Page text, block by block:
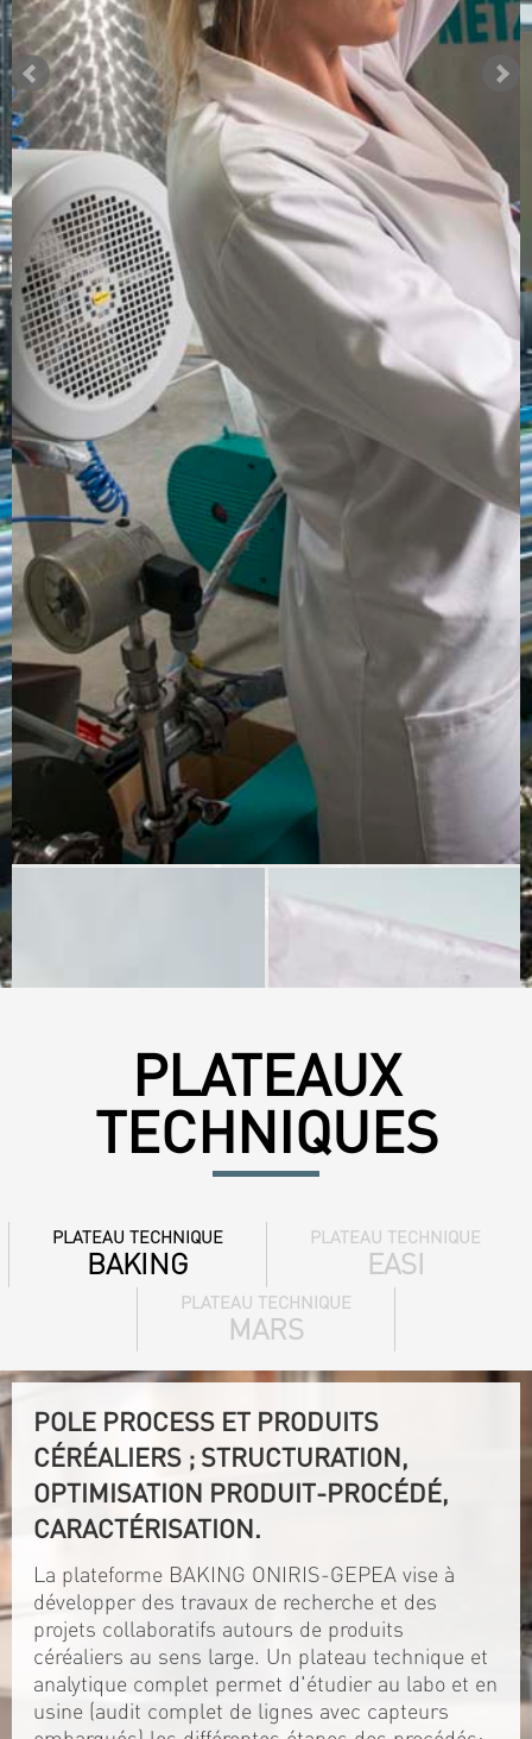
PLATEAUX
TECHNIQUES
PLATEAU TECHNIQUE
BAKING
PLATEAU TECHNIQUE
EASI
PLATEAU TECHNIQUE
MARS
POLE PROCESS ET PRODUITS
CÉRÉALIERS ; STRUCTURATION,
OPTIMISATION PRODUIT-PROCÉDÉ,
CARACTÉRISATION.
La plateforme BAKING ONIRIS-GEPEA vise à
développer des travaux de recherche et des
projets collaboratifs autours de produits
céréaliers au sens large. Un plateau technique et
analytique complet permet d'étudier au labo et en
usine (audit complet de lignes avec capteurs